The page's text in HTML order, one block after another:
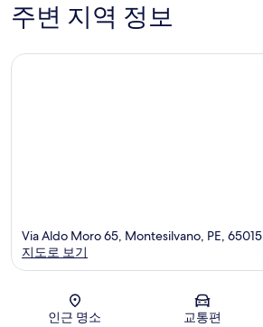
개
주변 지역 정보
지도
Via Aldo Moro 65, Montesilvano, PE, 65015
지도로 보기
인근 명소 교통편